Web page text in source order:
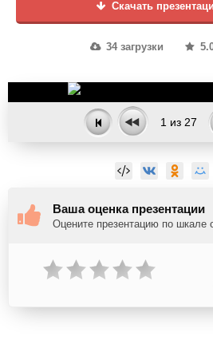
Скачать
34 загрузки
1 из 27
Ваша оценка презентации
Оцените презентацию по шкале